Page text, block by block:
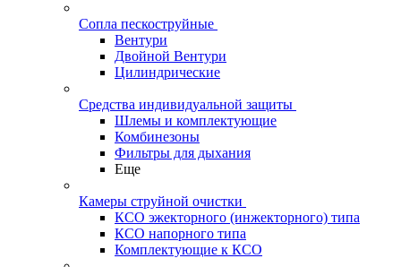
Сопла пескоструйные
Вентури
Двойной Вентури
Цилиндрические
Средства индивидуальной защиты
Шлемы и комплектующие
Комбинезоны
Фильтры для дыхания
Еще
Камеры струйной очистки
КСО эжекторного (инжекторного) типа
КСО напорного типа
Комплектующие к КСО